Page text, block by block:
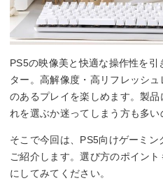
PS5の映像美と快適な操作性を
ター。高解像度・高リフレッシ
のあるプレイを楽しめます。製
れを選ぶか迷ってしまう方も多い
そこで今回は、PS5向けゲーミ
ご紹介します。選び方のポイン
にしてみてください。